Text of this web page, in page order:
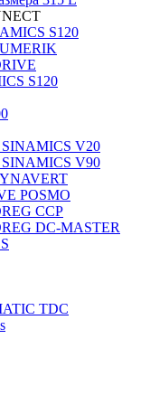
S120
S120
SINAMICS V20
SINAMICS V90
POSMO
CCP
DC-MASTER
TDC